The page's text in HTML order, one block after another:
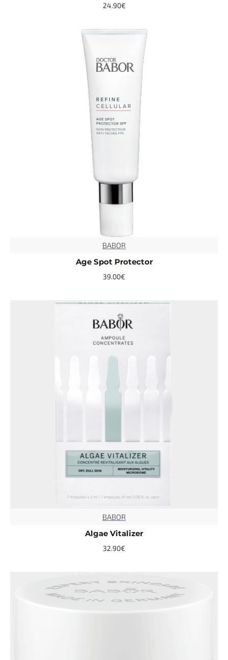
24.90€
BABOR
Age Spot Protector
39.00€
BABOR
Algae Vitalizer
32.90€